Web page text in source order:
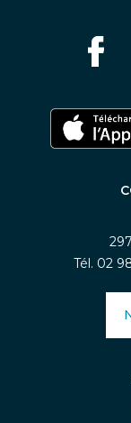
Tél. 02